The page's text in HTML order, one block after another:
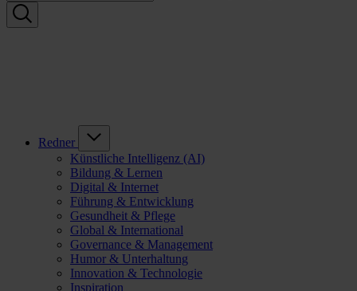
Redner
Künstliche Intelligenz (AI)
Bildung & Lernen
Digital & Internet
Führung & Entwicklung
Gesundheit & Pflege
Global & International
Governance & Management
Humor & Unterhaltung
Innovation & Technologie
Inspiration